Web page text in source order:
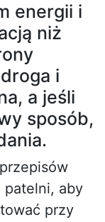
energii i
niż
i
a jeśli
sposób,
patelni, aby
przy